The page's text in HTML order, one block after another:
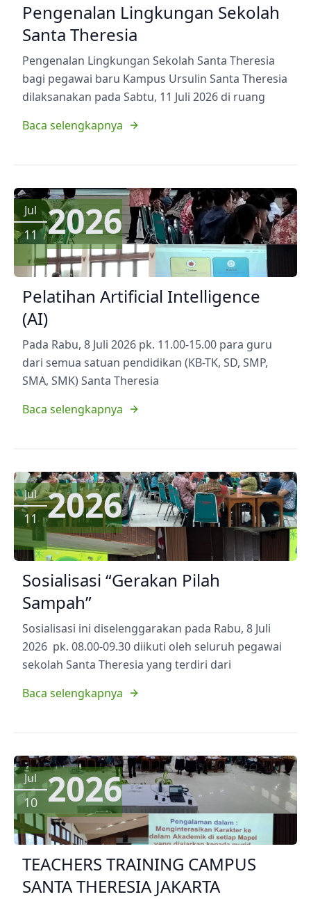
Pengenalan Lingkungan Sekolah
Santa Theresia
Pengenalan Lingkungan Sekolah Santa Theresia
bagi pegawai baru Kampus Ursulin Santa Theresia
dilaksanakan pada Sabtu, 11 Juli 2026 di ruang
Baca selengkapnya
Jul
11 2026
Pelatihan Artificial Intelligence
(AI)
Pada Rabu, 8 Juli 2026 pk. 11.00-15.00 para guru
dari semua satuan pendidikan (KB-TK, SD, SMP,
SMA, SMK) Santa Theresia
Baca selengkapnya
Jul
11 2026
Sosialisasi “Gerakan Pilah
Sampah”
Sosialisasi ini diselenggarakan pada Rabu, 8 Juli
2026 pk. 08.00-09.30 diikuti oleh seluruh pegawai
sekolah Santa Theresia yang terdiri dari
Baca selengkapnya
Jul
10 2026
TEACHERS TRAINING CAMPUS
SANTA THERESIA JAKARTA